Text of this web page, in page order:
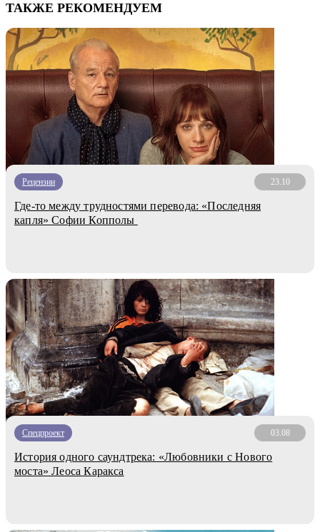
ТАКЖЕ РЕКОМЕНДУЕМ
Рецензии 23.10
Где-то между трудностями перевода: «Последняя
капля» Софии Копполы
Спецпроект 03.08
История одного саундтрека: «Любовники с Нового
моста» Леоса Каракса